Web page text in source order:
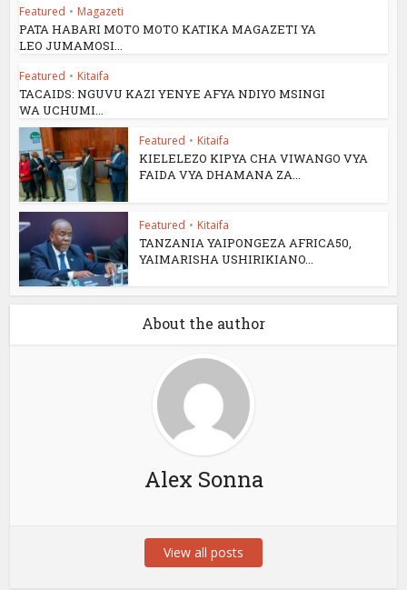
Featured • Magazeti
PATA HABARI MOTO MOTO KATIKA MAGAZETI YA
LEO JUMAMOSI...
Featured • Kitaifa
TACAIDS: NGUVU KAZI YENYE AFYA NDIYO MSINGI
WA UCHUMI...
Featured • Kitaifa
KIELELEZO KIPYA CHA VIWANGO VYA
FAIDA VYA DHAMANA ZA...
Featured • Kitaifa
TANZANIA YAIPONGEZA AFRICA50,
YAIMARISHA USHIRIKIANO...
About the author
Alex Sonna
View all posts